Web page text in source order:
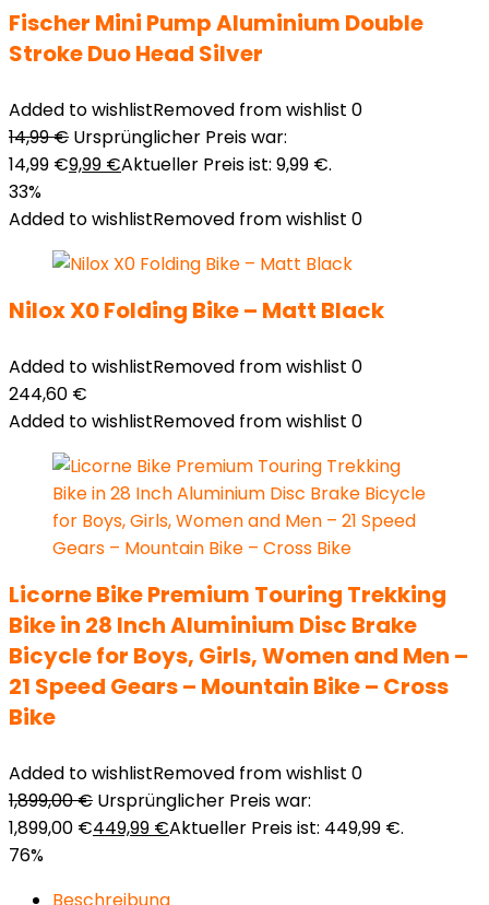
Fischer Mini Pump Aluminium Double
Stroke Duo Head Silver
Added to wishlistRemoved from wishlist 0
14,99€ Ursprünglicher Preis war:
14,99 €9,99 €Aktueller Preis ist: 9,99 €.
33%
Added to wishlistRemoved from wishlist 0
Nilox X0 Folding Bike – Matt Black
Added to wishlistRemoved from wishlist 0
244,60 €
Added to wishlistRemoved from wishlist 0
Licorne Bike Premium Touring Trekking
Bike in 28 Inch Aluminium Disc Brake
Bicycle for Boys, Girls, Women and Men –
21 Speed Gears – Mountain Bike – Cross
Bike
Added to wishlistRemoved from wishlist 0
1,899,00€ Ursprünglicher Preis war:
1,899,00 €449,99 €Aktueller Preis ist: 449,99 €.
76%